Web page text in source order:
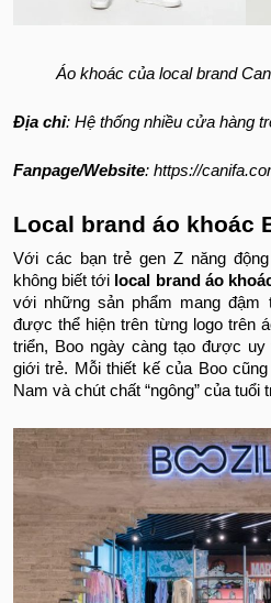
Áo khoác của local brand
Địa chỉ: Hệ thống nhiều cửa hàng
Fanpage/Website: https://
Local brand áo khoác
Với các bạn trẻ gen Z năng
không biết tới local brand áo khoá
với những sản phẩm mang đậm
được thể hiện trên từng logo trên
triển, Boo ngày càng tạo được
giới trẻ. Mỗi thiết kế của Boo
Nam và chút chất “ngông” của tuổi